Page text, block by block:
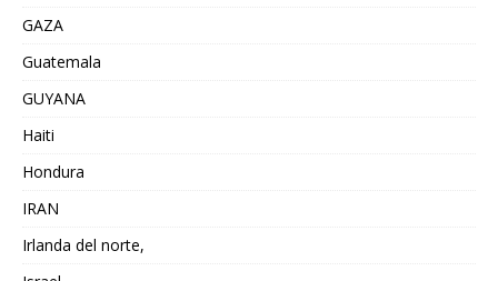
GAZA
Guatemala
GUYANA
Haiti
Hondura
IRAN
Irlanda del norte,